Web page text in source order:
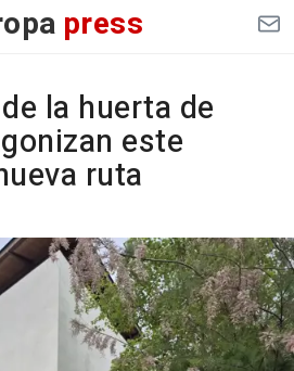
press
la huerta de
este
ruta